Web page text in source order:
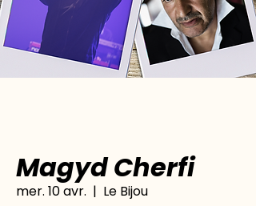
Magyd Cherfi
mer. 10 avr.
  |
Le Bijou